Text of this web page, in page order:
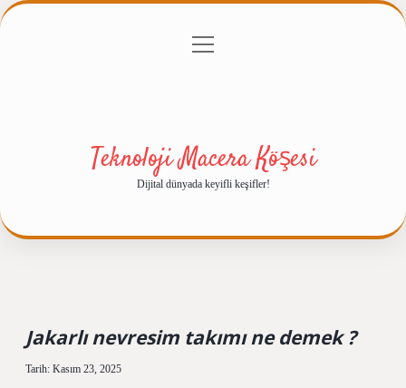
Gizlilik Politikası
menüyü
Teknoloji Macera Köşesi
Dijital dünyada keyifli keşifler!
Jakarlı nevresim takımı ne demek ?
Tarih: Kasım 23, 2025